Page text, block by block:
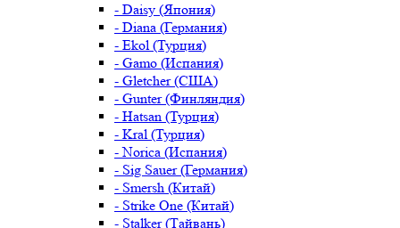
- Daisy (Япония)
- Diana (Германия)
- Ekol (Турция)
- Gamo (Испания)
- Gletcher (США)
- Gunter (Финляндия)
- Hatsan (Турция)
- Kral (Турция)
- Norica (Испания)
- Sig Sauer (Германия)
- Smersh (Китай)
- Strike One (Китай)
- Stalker (Тайвань)